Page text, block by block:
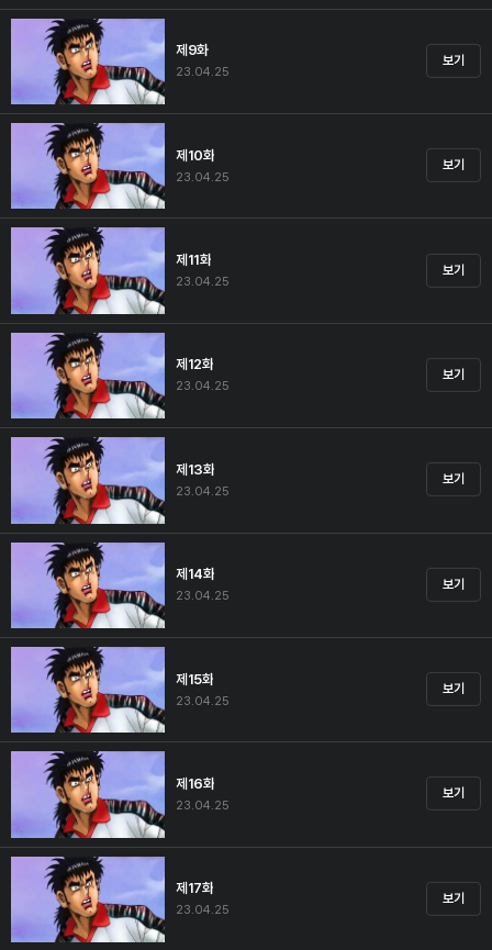
제9화
23.04.25
보기
제10화
23.04.25
보기
제11화
23.04.25
보기
제12화
23.04.25
보기
제13화
23.04.25
보기
제14화
23.04.25
보기
제15화
23.04.25
보기
제16화
23.04.25
보기
제17화
23.04.25
보기